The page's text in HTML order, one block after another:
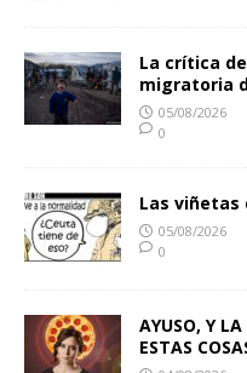
La crítica
migratoria
05/08/2026
0
Las viñetas
05/08/2026
0
AYUSO, Y
ESTAS